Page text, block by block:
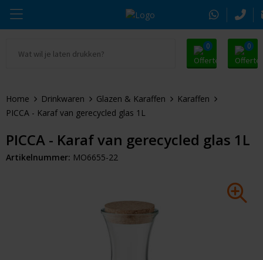
0 0
Drinkwaren
Tassen & Reizen
Alle promosnoepje
Zomer
Kerst
Thule
Alle merken
Home Drinkwaren Glazen & Karaffen
Karaffen
PICCA - Karaf van gerecycled glas 1L
PICCA - Karaf van gerecycled glas 1L
Artikelnummer: MO6655-22